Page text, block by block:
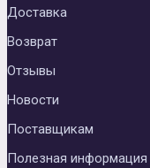
Доставка
Возврат
Отзывы
Новости
Поставщикам
Полезная информация